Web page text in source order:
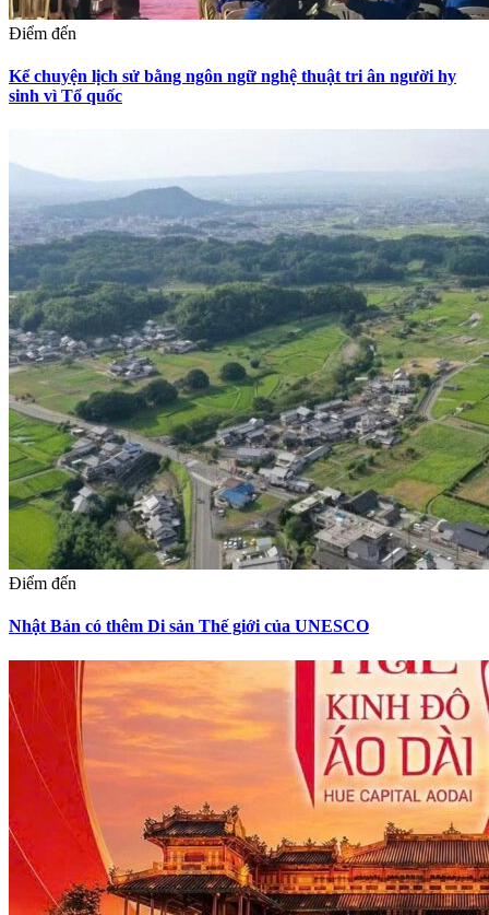
Điểm đến
Kể chuyện lịch sử bằng ngôn ngữ nghệ thuật tri ân người hy
sinh vì Tổ quốc
Điểm đến
Nhật Bản có thêm Di sản Thế giới của UNESCO